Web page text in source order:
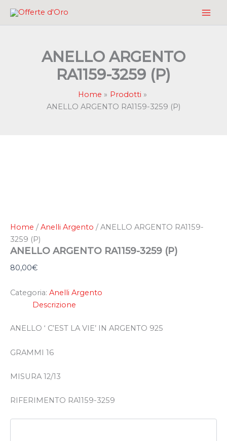
ANELLO ARGENTO
RA1159-3259 (P)
Home
Prodotti
ANELLO ARGENTO RA1159-3259 (P)
Home /Anelli Argento / ANELLO ARGENTO RA1159-
3259 (P)
ANELLO ARGENTO RA1159-3259 (P)
80,00€
Categoria: Anelli Argento
Descrizione
ANELLO ‘ C’EST LA VIE’ IN ARGENTO 925
GRAMMI 16
MISURA 12/13
RIFERIMENTO RA1159-3259